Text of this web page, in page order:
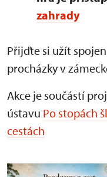
zahrady
Přijďte si užít
procházky v
Akce je součástí
ústavu Po stopách
cestách